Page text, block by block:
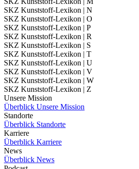
SKZ Kunststoff-Lexikon | N
SKZ Kunststoff-Lexikon | O
SKZ Kunststoff-Lexikon | P
SKZ Kunststoff-Lexikon | R
SKZ Kunststoff-Lexikon | S
SKZ Kunststoff-Lexikon | T
SKZ Kunststoff-Lexikon | U
SKZ Kunststoff-Lexikon | V
SKZ Kunststoff-Lexikon | W
SKZ Kunststoff-Lexikon | Z
Unsere Mission
Überblick Unsere Mission
Standorte
Überblick Standorte
Karriere
Überblick Karriere
News
Überblick News